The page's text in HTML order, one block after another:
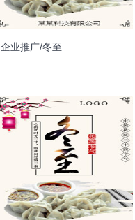
企业推广/冬至